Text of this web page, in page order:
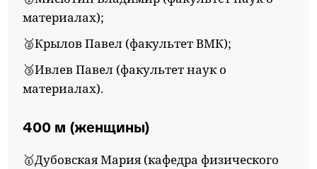
материалах);
🥈Крылов Павел (факультет ВМК);
🥉Ивлев Павел (факультет наук о
материалах).
400 м (женщины)
🥇Дубовская Мария (кафедра физического